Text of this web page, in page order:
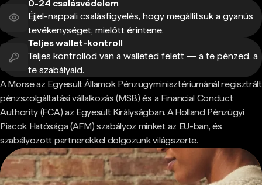
0-24 csalásvédelem
Éjjel-nappali csalásfigyelés, hogy megállítsuk a gyanús
tevékenységet, mielőtt érintene.
Teljes wallet-kontroll
Teljes kontrollod van a walleted felett — a te pénzed, a
te szabályaid.
A Morse az Egyesült Államok Pénzügyminisztériumánál regisztrált
pénzszolgáltatási vállalkozás (MSB) és a Financial Conduct
Authority (FCA) az Egyesült Királyságban. A Holland Pénzügyi
Piacok Hatósága (AFM) szabályoz minket az EU-ban, és
szabályozott partnerekkel dolgozunk világszerte.